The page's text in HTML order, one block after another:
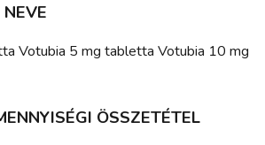
Votubia 5 mg tabletta Votubia 10 mg
ÖSSZETÉTEL